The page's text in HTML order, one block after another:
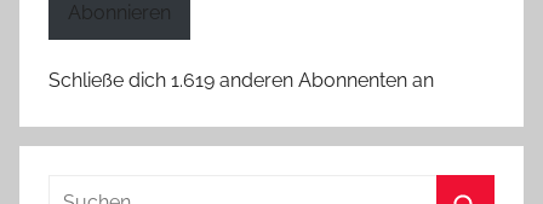
Abonnieren
Schließe dich 1.619 anderen Abonnenten an
Suchen